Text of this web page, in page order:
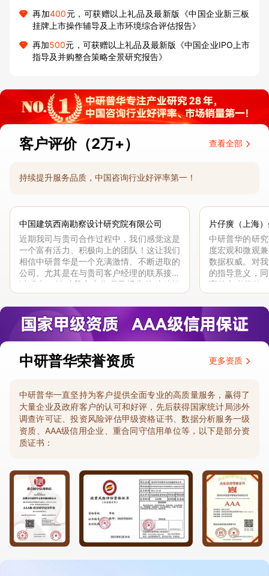
再加400元，可获赠以上礼品及最新版《中国企业新三板
挂牌上市操作辅导及上市环境综合评估报告》
再加500元，可获赠以上礼品及最新版《中国企业IPO上市
指导及并购整合策略全景研究报告》
客户评价（2万+） 查看全部
持续提升服务品质，中国咨询行业好评率第一！
中国建筑西南勘察设计研究院有限公司
近期我司与贵司合作过程中，我们感觉这是
一个富有活力、积极向上的团队！这让我们
相信中研普华是一个充满激情、不断进取的
公司。尤其是在与贵司客户经理的联系接洽
过程中，针对我方合作项目报告的种种细
节，及时细致缜密地协助与项目部沟通、探
讨和完善...
片仔癀（上海
中研普华的研
度宏观和微观
数据权威。对
的指导意义，
高的参考价值
体化”服务和行
司继续...
中研普华荣誉资质 更多资质
中研普华一直坚持为客户提供全面专业的高质量服务，赢得了
大量企业及政府客户的认可和好评，先后获得国家统计局涉外
调查许可证、投资风险评估甲级资格证书、数据分析服务一级
资质、AAA级信用企业、重合同守信用单位等，以下是部分资
质证书：